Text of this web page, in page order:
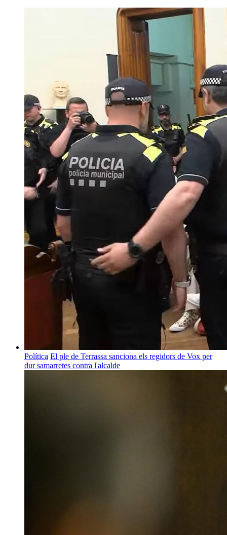
Política El ple de Terrassa sanciona els regidors de Vox per
dur samarretes contra l'alcalde